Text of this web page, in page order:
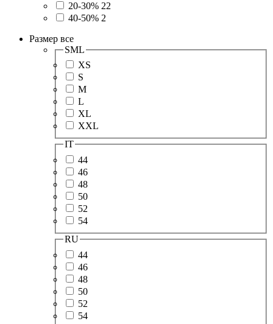
20-30% 22
40-50% 2
Размер все
SML
XS
S
M
L
XL
XXL
IT
44
46
48
50
52
54
RU
44
46
48
50
52
54